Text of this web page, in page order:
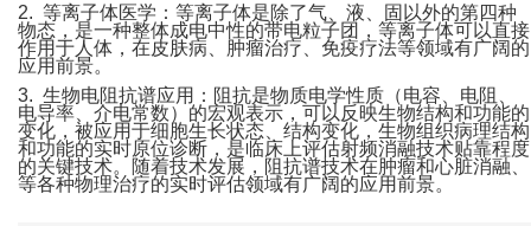
2. 等离子体医学：等离子体是除了气、液、固以外的第四种
物态，是一种整体成电中性的带电粒子团，等离子体可以直接
作用于人体，在皮肤病、肿瘤治疗、免疫疗法等领域有广阔的
应用前景。
3. 生物电阻抗谱应用：阻抗是物质电学性质（电容、电阻、
电导率、介电常数）的宏观表示，可以反映生物结构和功能的
变化，被应用于细胞生长状态、结构变化，生物组织病理结构
和功能的实时原位诊断，是临床上评估射频消融技术贴靠程度
的关键技术。随着技术发展，阻抗谱技术在肿瘤和心脏消融、
等各种物理治疗的实时评估领域有广阔的应用前景。